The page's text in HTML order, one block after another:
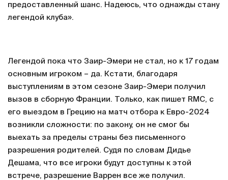
предоставленный шанс. Надеюсь, что однажды стану
легендой клуба».
Легендой пока что Заир-Эмери не стал, но к 17 годам
основным игроком – да. Кстати, благодаря
выступлениям в этом сезоне Заир-Эмери получил
вызов в сборную Франции. Только, как пишет RMC, с
его выездом в Грецию на матч отбора к Евро-2024
возникли сложности: по закону, он не смог бы
выехать за пределы страны без письменного
разрешения родителей. Судя по словам Дидье
Дешама, что все игроки будут доступны к этой
встрече, разрешение Варрен все же получил.